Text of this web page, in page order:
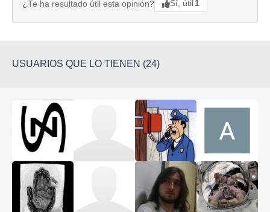
¿Te ha resultado útil esta opinión? Sí, útil 1
USUARIOS QUE LO TIENEN (24)